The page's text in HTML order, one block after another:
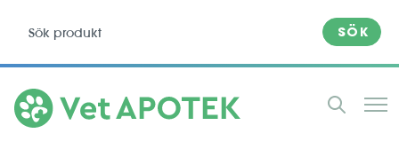
SÖK